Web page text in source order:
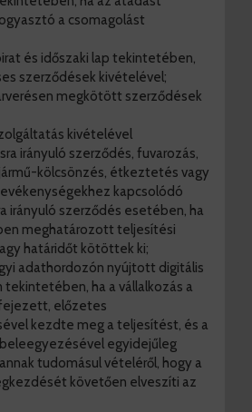
a csomagolást
és időszaki lap tekintetében,
szerződések kivételével;
megkötött szerződések
kivételével
irányuló szerződés, fuvarozás,
kölcsönzés, étkeztetés vagy
kapcsolódó
irányuló szerződés esetében, ha
meghatározott teljesítési
határidőt kötöttek ki;
adathordozón nyújtott digitális
ha a vállalkozás a
előzetes
kezdte meg a teljesítést, és a
egyidejűleg
tudomásul vételéről, hogy a
követően elveszíti az